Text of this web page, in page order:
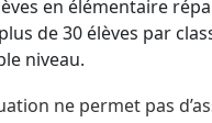
en élémentaire
de 30 élèves par
niveau.
ne permet pas